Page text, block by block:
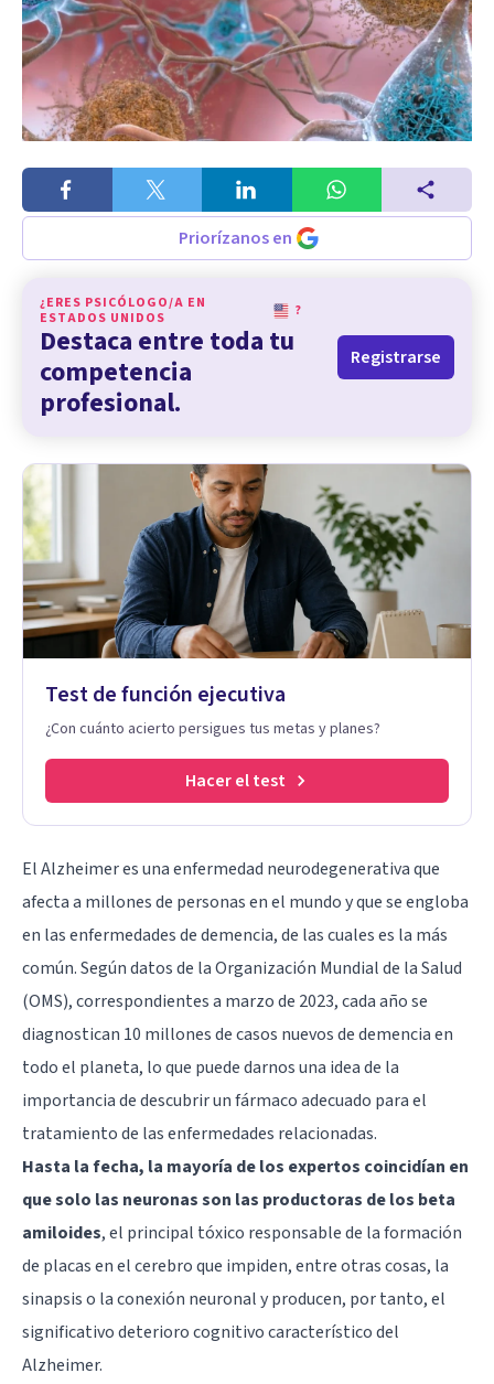
Priorízanos en
¿ERES PSICÓLOGO/A EN
ESTADOS UNIDOS
?
Destaca entre toda tu
competencia
profesional.
Registrarse
Test de función ejecutiva
¿Con cuánto acierto persigues tus metas y planes?
Hacer el test
ElAlzheimeres una enfermedad neurodegenerativa que
afecta a millones de personas en el mundo y que se engloba
en las enfermedades de demencia, de las cuales es la más
común. Según datos de la Organización Mundial de la Salud
(OMS), correspondientes a marzo de 2023, cada año se
diagnostican 10 millones de casos nuevos de demencia en
todo el planeta, lo que puede darnos una idea de la
importancia de descubrir un fármaco adecuado para el
tratamiento de las enfermedades relacionadas.
Hasta la fecha, la mayoría de los expertos coincidían en
que solo las neuronas son las productoras de los beta
amiloides, el principal tóxico responsable de la formación
de placas en el cerebro que impiden, entre otras cosas, la
sinapsis o la conexión neuronal y producen, por tanto, el
significativo deterioro cognitivo característico del
Alzheimer.